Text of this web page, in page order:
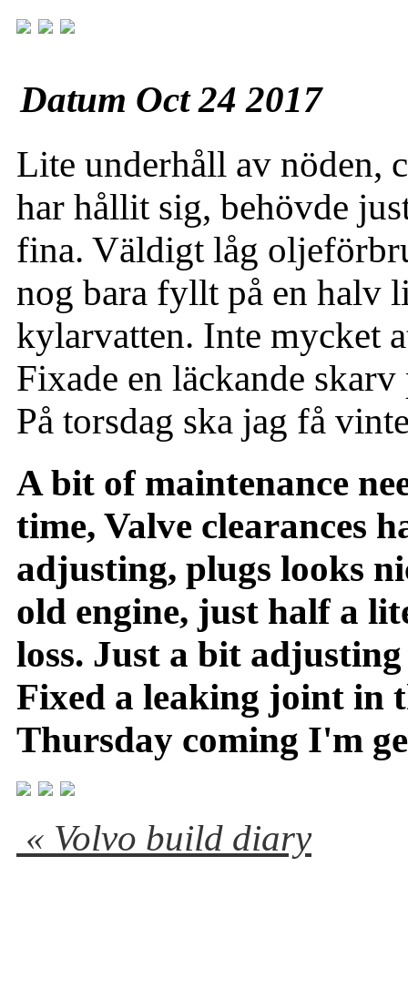
Datum Oct 24 2017
Lite underhåll av nöden,
har hållit sig, behövde
fina. Väldigt låg
nog bara fyllt på en halv
kylarvatten. Inte mycket
Fixade en läckande skarv
På torsdag ska jag få
A bit of maintenance
time, Valve clearances
adjusting, plugs looks
old engine, just half a
loss. Just a bit
Fixed a leaking joint in
Thursday coming I'm
« Volvo build diary